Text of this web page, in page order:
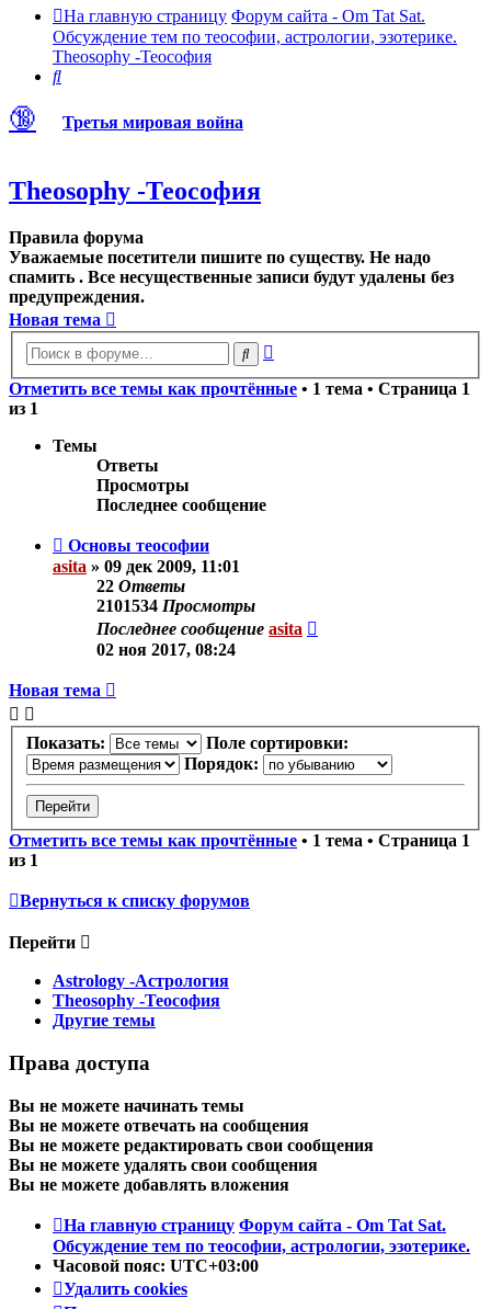
На главную страницу Форум сайта - Om Tat Sat.
Обсуждение тем по теософии, астрологии, эзотерике.
Theosophy -Теософия
Поиск
🔞 Третья мировая война
Theosophy -Теософия
Правила форума
Уважаемые посетители пишите по существу. Не надо
спамить . Все несущественные записи будут удалены без
предупреждения.
Новая тема
Поиск
Отметить все темы как прочтённые • 1 тема • Страница 1
из 1
Темы
Ответы
Просмотры
Последнее сообщение
Основы теософии
asita » 09 дек 2009, 11:01
22 Ответы
2101534 Просмотры
Последнее сообщение asita
02 ноя 2017, 08:24
Новая тема
Показать:
Поле сортировки:
Порядок:
Отметить все темы как прочтённые • 1 тема • Страница 1
из 1
Вернуться к списку форумов
Перейти
Astrology -Астрология
Theosophy -Теософия
Другие темы
Права доступа
Вы не можете начинать темы
Вы не можете отвечать на сообщения
Вы не можете редактировать свои сообщения
Вы не можете удалять свои сообщения
Вы не можете добавлять вложения
На главную страницу Форум сайта - Om Tat Sat.
Обсуждение тем по теософии, астрологии, эзотерике.
Часовой пояс: UTC+03:00
Удалить cookies